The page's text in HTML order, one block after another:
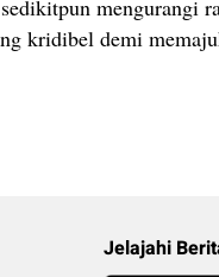
mengurangi
kridibel demi
Jelajahi